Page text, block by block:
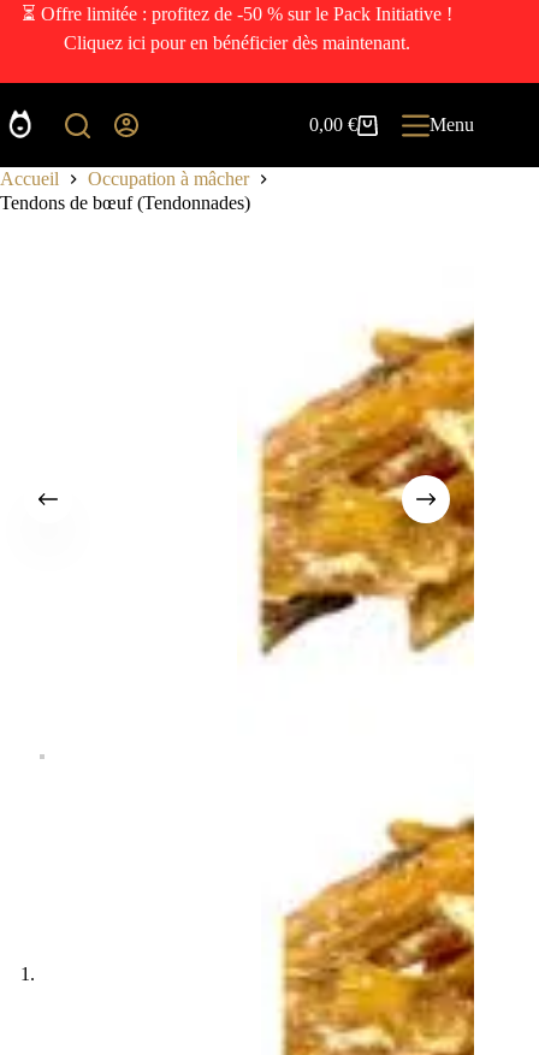
⏳ Offre limitée : profitez de -50 % sur le Pack Initiative !
Cliquez ici pour en bénéficier dès maintenant.
0,00€ Menu
Accueil
Occupation à mâcher
Tendons de bœuf (Tendonnades)